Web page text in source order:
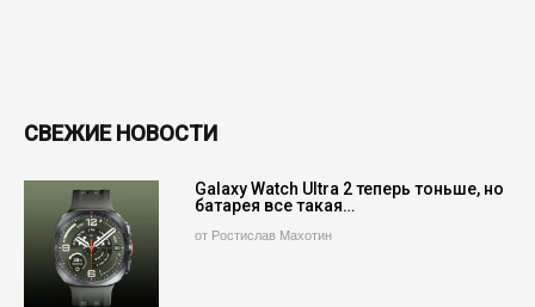
СВЕЖИЕ НОВОСТИ
Galaxy Watch Ultra 2 теперь тоньше, но
батарея все такая…
от Ростислав Махотин